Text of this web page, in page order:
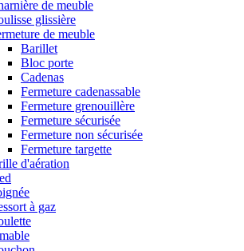
de meuble
glissière
de meuble
Barillet
Bloc porte
Cadenas
Fermeture cadenassable
Fermeture grenouillère
Fermeture sécurisée
Fermeture non sécurisée
Fermeture targette
d'aération
à gaz